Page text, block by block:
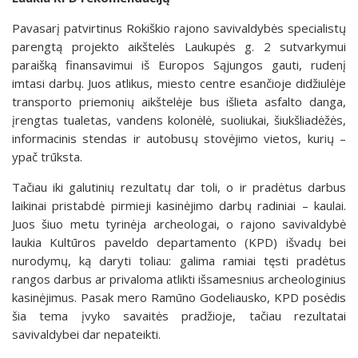
Pavasarį patvirtinus Rokiškio rajono savivaldybės specialistų
parengtą projekto aikštelės Laukupės g. 2 sutvarkymui
paraišką finansavimui iš Europos Sąjungos gauti, rudenį
imtasi darbų. Juos atlikus, miesto centre esančioje didžiulėje
transporto priemonių aikštelėje bus išlieta asfalto danga,
įrengtas tualetas, vandens kolonėlė, suoliukai, šiukšliadėžės,
informacinis stendas ir autobusų stovėjimo vietos, kurių –
ypač trūksta.
Tačiau iki galutinių rezultatų dar toli, o ir pradėtus darbus
laikinai pristabdė pirmieji kasinėjimo darbų radiniai – kaulai.
Juos šiuo metu tyrinėja archeologai, o rajono savivaldybė
laukia Kultūros paveldo departamento (KPD) išvadų bei
nurodymų, ką daryti toliau: galima ramiai tęsti pradėtus
rangos darbus ar privaloma atlikti išsamesnius archeologinius
kasinėjimus. Pasak mero Ramūno Godeliausko, KPD posėdis
šia tema įvyko savaitės pradžioje, tačiau rezultatai
savivaldybei dar nepateikti.